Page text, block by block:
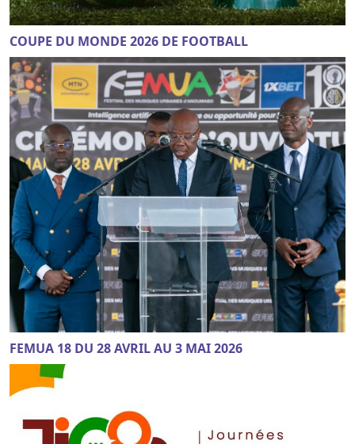
COUPE DU MONDE 2026 DE FOOTBALL
FEMUA 18 DU 28 AVRIL AU 3 MAI 2026